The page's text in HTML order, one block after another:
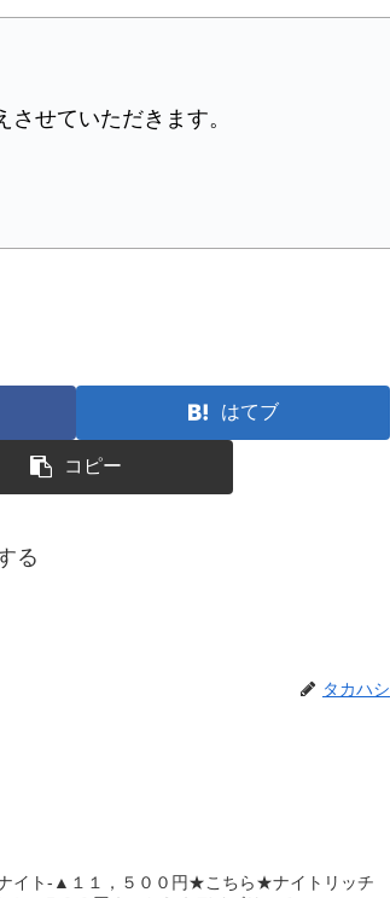
せていただきます。
はてブ
コピー
る
タカハシ
イト-▲１１，５００円★こちら★ナイトリッチ